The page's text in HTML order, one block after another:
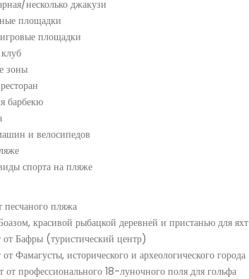
несколько джакузи
площадки
площадки
зоны
барбекю
и велосипедов
спорта на пляже
пляжа
красивой рыбацкой деревней и пристанью для яхт
от Бафры (туристический центр)
Фамагусты, исторического и археологического города
профессионального 18-луночного поля для гольфа